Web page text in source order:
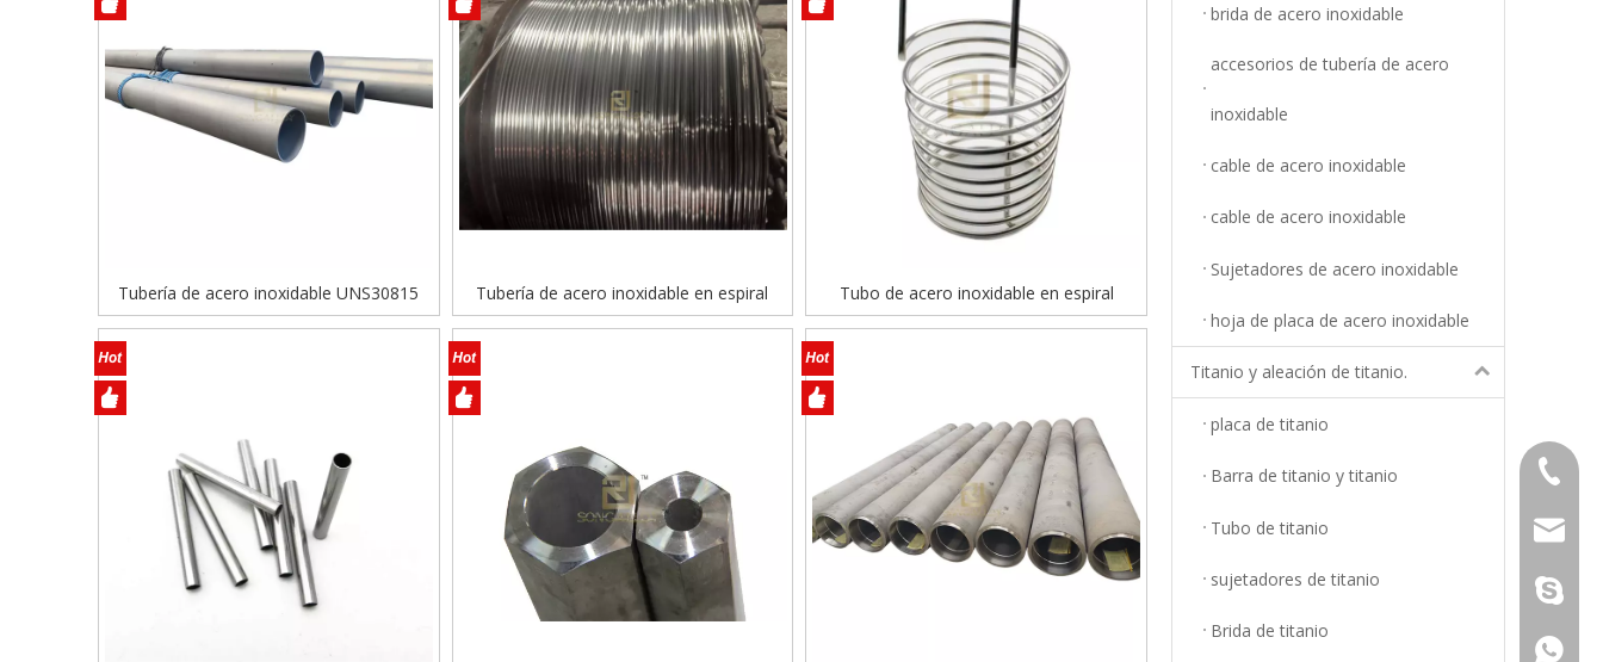
Tubería de acero inoxidable UNS30815 Tubería de acero inoxidable en espiral Tubo de acero inoxidable en espiral
brida de acero inoxidable
accesorios de tubería de acero
inoxidable
cable de acero inoxidable
cable de acero inoxidable
Sujetadores de acero inoxidable
hoja de placa de acero inoxidable
Titanio y aleación de titanio.
placa de titanio
Barra de titanio y titanio
Tubo de titanio
sujetadores de titanio
Brida de titanio
+86-
+86-